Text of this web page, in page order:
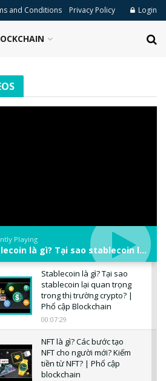
and Conditions Privacy Policy Login
Playing
Stablecoin là gì? Tại sao stablecoin lại quan trọng trong thị trường crypto? | Phổ cập Blockchain
Stablecoin là gì? Tại sao
stablecoin lại quan trọng
trong thị trường crypto? |
Phổ cập Blockchain
00:07:29
NFT là gì? Các bước tạo
NFT cho người mới? Kiếm
tiền từ NFT? | Phổ cập
blockchain